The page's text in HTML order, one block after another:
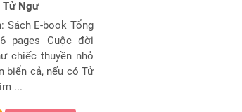
Tử Ngư
Sách E-book Tổng
pages Cuộc đời
chiếc thuyền nhỏ
biển cả, nếu có Tử
...